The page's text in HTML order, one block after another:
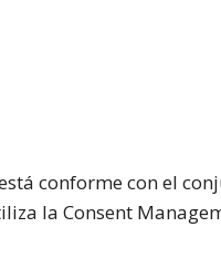
conforme con el
la Consent